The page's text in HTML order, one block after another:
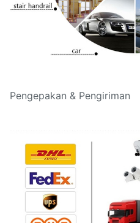
Pengepakan & Pengiriman